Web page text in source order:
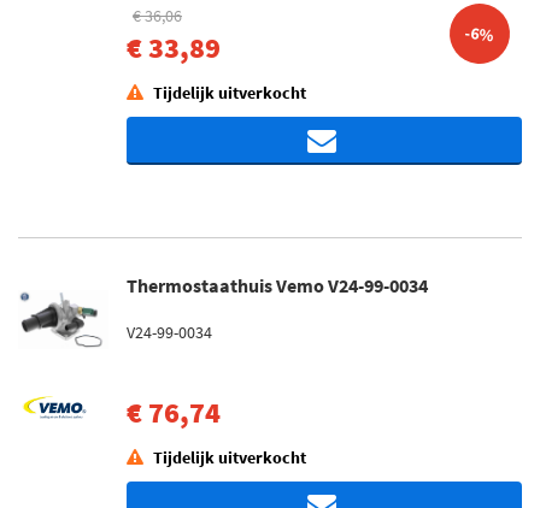
€ 36,06
€ 33,89 -6%
Tijdelijk uitverkocht
Thermostaathuis Vemo V24-99-0034
V24-99-0034
€ 76,74
Tijdelijk uitverkocht